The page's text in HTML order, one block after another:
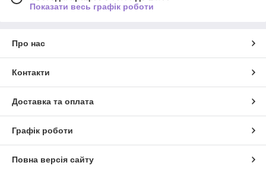
Показати весь графік роботи
Про нас
Контакти
Доставка та оплата
Графік роботи
Повна версія сайту